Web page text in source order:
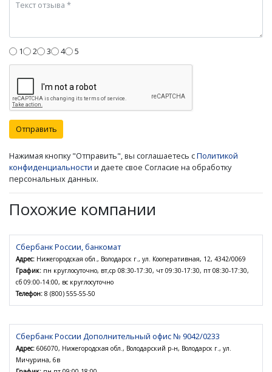
1 2 3 4 5
Отправить
Нажимая кнопку "Отправить", вы соглашаетесь сПолитикой
конфиденциальности и даете свое Согласие на обработку
персональных данных.
Похожие компании
Сбербанк России, банкомат
Адрес: Нижегородская обл., Володарск г., ул. Кооперативная, 12, 4342/0069
График: пн круглосуточно, вт,ср 08:30-17:30, чт 09:30-17:30, пт 08:30-17:30,
сб 09:00-14:00, вс круглосуточно
Телефон: 8 (800) 555-55-50
Сбербанк России Дополнительный офис № 9042/0233
Адрес: 606070, Нижегородская обл., Володарский р-н, Володарск г., ул.
Мичурина, 6в